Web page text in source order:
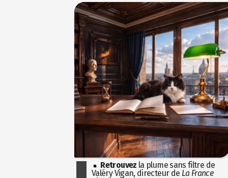
Retrouvez la plume sans filtre de
Valéry Vigan, directeur de La France